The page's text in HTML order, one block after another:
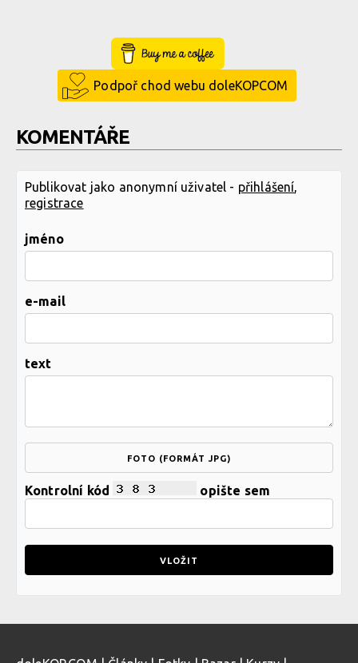
Buy Me a Coffee
Podpoř chod webu doleKOPCOM
KOMENTÁŘE
Publikovat jako anonymní uživatel - přihlášení,
registrace
jméno
e-mail
text
FOTO (FORMÁT JPG)
Kontrolní kód opište sem